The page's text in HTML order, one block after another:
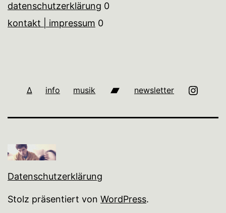
datenschutzerklärung 0
kontakt | impressum 0
∆ info musik bandcamp
newsletter
Datenschutzerklärung
Stolz präsentiert von WordPress.